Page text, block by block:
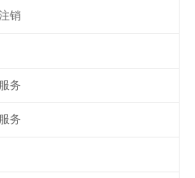
销
务
务